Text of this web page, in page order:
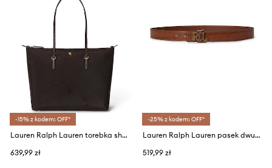
-15% z kodem: OFF*
Lauren Ralph Lauren torebka shopper damska
639,99 zł
-25% z kodem: OFF*
Lauren Ralph Lauren pasek dwustronny damski skórzany
519,99 zł